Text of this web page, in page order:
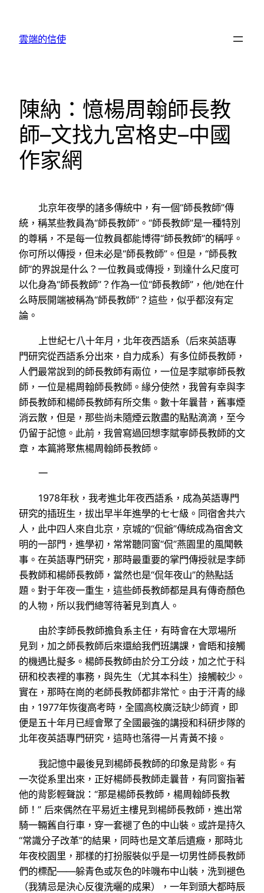
雲端的信使
陳納：憶楊周翰師長教
師–文找九宮格史–中國
作家網
北京年夜學的諸多傳統中，有一個“師長教師”傳
統，稱某些教員為“師長教師”。“師長教師”是一種特別
的尊稱，不是每一位教員都能博得“師長教師”的稱呼。
你可所以傳授，但未必是“師長教師”。但是，“師長教
師”的界說是什么？一位教員或傳授，到達什么尺度可
以化身為“師長教師”？作為一位“師長教師”，他/她在什
么時辰開端被稱為“師長教師”？這些，似乎都沒有定
論。
上世紀七八十年月，北年夜西語系（后來英語專
門研究從西語系分出來，自力成系）有多位師長教師，
人們最常說到的師長教師有兩位，一位是李賦寧師長教
師，一位是楊周翰師長教師。緣分使然，我曾有幸與李
師長教師和楊師長教師有所交集。數十年曩昔，舊事煙
消云散，但是，那些尚未隨煙云散盡的點點滴滴，至今
仍留于記憶。此前，我曾寫過回想李賦寧師長教師的文
章，本篇將聚焦楊周翰師長教師。
一
1978年秋，我考進北年夜西語系，成為英語專門
研究的插班生，拔出早半年進學的七七級。同宿舍共六
人，此中四人來自北京，京城的“侃爺”傳統成為宿舍文
明的一部門，進學初，常常聽同窗“侃”燕園里的風聞軼
事。在英語專門研究，那時最重要的掌門傳授就是李師
長教師和楊師長教師，當然也是“侃年夜山”的熱點話
題。對于年夜一重生，這些師長教師都是具有傳奇顏色
的人物，所以我們總等待著見到真人。
由於李師長教師擔負系主任，有時會在大眾場所
見到，加之師長教師后來還給我們班講課，會晤和接觸
的機遇比擬多。楊師長教師由於分工分歧，加之忙于科
研和校表裡的事務，與先生（尤其本科生）接觸較少。
實在，那時在崗的老師長教師都非常忙。由于汗青的緣
由，1977年恢復高考時，全國高校廣泛缺少師資，即
便是五十年月已經會聚了全國最強的講授和科研步隊的
北年夜英語專門研究，這時也落得一片青黃不接。
我記憶中最後見到楊師長教師的印象是背影。有
一次從系里出來，正好楊師長教師走曩昔，有同窗指著
他的背影輕聲說：“那是楊師長教師，楊周翰師長教
師！” 后來偶然在平易近主樓見到楊師長教師，進出常
騎一輛舊自行車，穿一套褪了色的中山裝。或許是持久
“常識分子改革”的結果，同時也是文革后遺癥，那時北
年夜校園里，那樣的打扮服裝似乎是一切男性師長教師
們的標配——躲青色或灰色的咔嘰布中山裝，洗到褪色
（我猜忌是決心反復洗曬的成果），一年到頭大都時辰